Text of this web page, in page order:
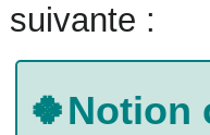
suivante :
🍀Notion